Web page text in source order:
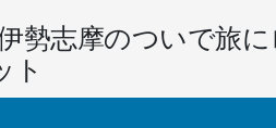
ル
ポ
勢志摩のついで旅
ト